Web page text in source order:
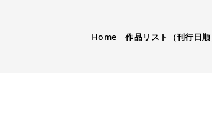
Home 作品リスト（刊行日順